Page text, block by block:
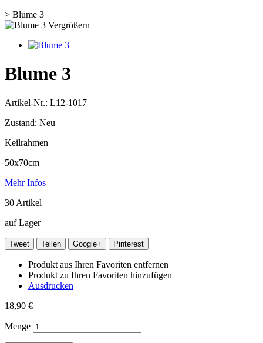
> Blume 3
Vergrößern
Blume 3
Artikel-Nr.: L12-1017
Zustand: Neu
Keilrahmen
50x70cm
Mehr Infos
30 Artikel
auf Lager
Tweet Teilen Google+ Pinterest
Produkt aus Ihren Favoriten entfernen
Produkt zu Ihren Favoriten hinzufügen
Ausdrucken
18,90 €
Menge